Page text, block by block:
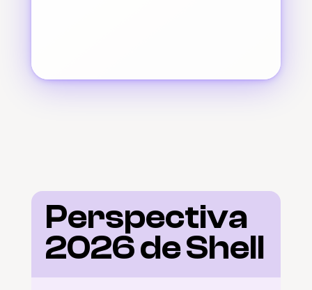
Perspectiva
2026 de Shell